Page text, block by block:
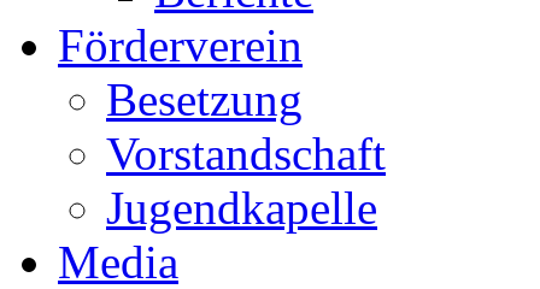
Förderverein
Besetzung
Vorstandschaft
Jugendkapelle
Media